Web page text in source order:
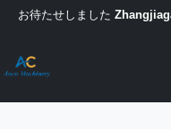
お待たせしました